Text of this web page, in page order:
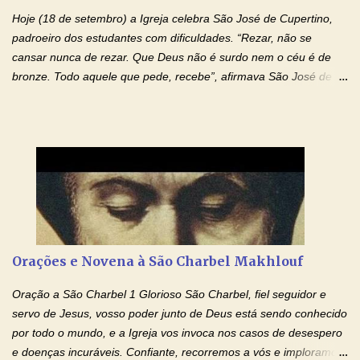
filhos. Mas isso não é o c...
Hoje (18 de setembro) a Igreja celebra São José de Cupertino,
padroeiro dos estudantes com dificuldades. “Rezar, não se
cansar nunca de rezar. Que Deus não é surdo nem o céu é de
bronze. Todo aquele que pede, recebe”, afirmava São José de
mim o teu fervor, a tua sabedoria e a tua fé. Mostra tua bondade,
ajudando-me e eu me esforçarei para imitar tuas virtudes.
Glória… Amável protetor meu, o estudo geralmente é difícil, duro
e entediante para mim. Tu podes deixar tudo isso mais fácil e
agradável. Espera somente meu chamado. Eu te prometo um
esforço maior em meus estudos e uma vida mais digna de tua
santidade. Glória… Deus, que quiseste atrair tudo a teu unigênito
Filho, que foi crucificado, permite que, pelos méritos e exemplos
de te...
Orações e Novena à São Charbel Makhlouf
Oração a São Charbel 1 Glorioso São Charbel, fiel seguidor e
servo de Jesus, vosso poder junto de Deus está sendo conhecido
por todo o mundo, e a Igreja vos invoca nos casos de desespero
e doenças incuráveis. Confiante, recorremos a vós e imploramos